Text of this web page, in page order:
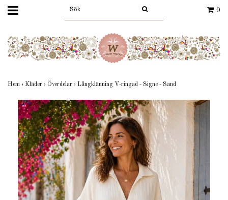
0
Hem › Kläder › Överdelar › Långklänning V-ringad - Signe - Sand